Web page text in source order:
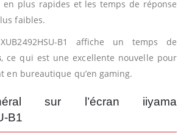
plus rapides et les temps de réponse
faibles.
B1 affiche un temps de
, ce qui est une excellente nouvelle pour
en bureautique qu’en gaming.
sur l’écran iiyama
B1